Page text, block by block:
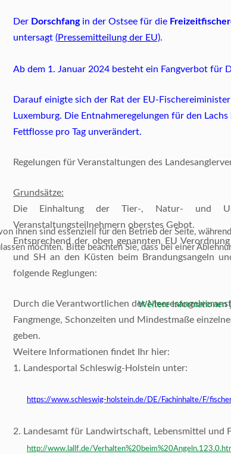
Der Dorschfangin der Ostsee für die
untersagt (Pressemitteilung der EU).
Ab dem 1. Januar 2024 besteht ein Fangverbot für
Darauf einigte sich der Rat der EU-
Luxemburg. Die Entnahmeregelungen für den
Fettflosse pro Tag unverändert.
Regelungen für Veranstaltungen des
Grundsätze:
Die Einhaltung der Tier-, Natur- und
Veranstaltungsteilnehmern oberstes Gebot.
Entsprechend der oben genannten EU
und SH an den Küsten beim Brandungsangeln
folgende Reglungen:
Durch die Verantwortlichen der
Fangmenge, Schonzeiten und Mindestmaße
geben.
Weitere Informationen findet Ihr hier:
1. Landesportal Schleswig-Holstein unter:
https://www.schleswig-holstein.de/DE/Fachinhalte/F/
2. Landesamt für Landwirtschaft, Lebensmittel und
http://www.lallf.de/
ihnen sind essenziell für den Betrieb der Seite,
möchten. Bitte beachten Sie, dass bei einer
Weitere Informationen